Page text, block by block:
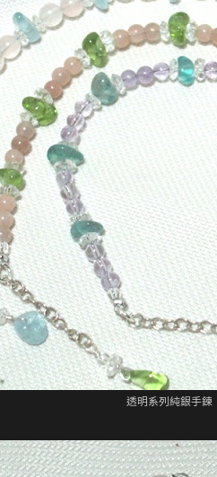
透明系列純銀手鍊